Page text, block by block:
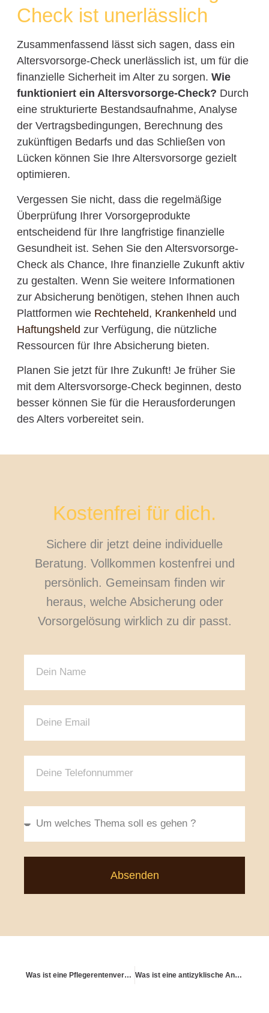
Check ist unerlässlich
Zusammenfassend lässt sich sagen, dass ein
Altersvorsorge-Check unerlässlich ist, um für die
finanzielle Sicherheit im Alter zu sorgen. Wie
funktioniert ein Altersvorsorge-Check? Durch
eine strukturierte Bestandsaufnahme, Analyse
der Vertragsbedingungen, Berechnung des
zukünftigen Bedarfs und das Schließen von
Lücken können Sie Ihre Altersvorsorge gezielt
optimieren.
Vergessen Sie nicht, dass die regelmäßige
Überprüfung Ihrer Vorsorgeprodukte
entscheidend für Ihre langfristige finanzielle
Gesundheit ist. Sehen Sie den Altersvorsorge-
Check als Chance, Ihre finanzielle Zukunft aktiv
zu gestalten. Wenn Sie weitere Informationen
zur Absicherung benötigen, stehen Ihnen auch
Plattformen wie Rechteheld, Krankenheld und
Haftungsheld zur Verfügung, die nützliche
Ressourcen für Ihre Absicherung bieten.
Planen Sie jetzt für Ihre Zukunft! Je früher Sie
mit dem Altersvorsorge-Check beginnen, desto
besser können Sie für die Herausforderungen
des Alters vorbereitet sein.
Kostenfrei für dich.
Sichere dir jetzt deine individuelle
Beratung. Vollkommen kostenfrei und
persönlich. Gemeinsam finden wir
heraus, welche Absicherung oder
Vorsorgelösung wirklich zu dir passt.
Absenden
Was ist eine Pflegerentenversicherung? Was ist eine antizyklische Anlagestrategie?